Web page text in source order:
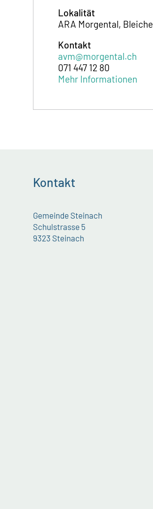
Lokalität
ARA Morgental,
Kontakt
avm@morgental.ch
071 447 12 80
Mehr Informationen
Kontakt
Gemeinde Steinach
Schulstrasse 5
9323 Steinach